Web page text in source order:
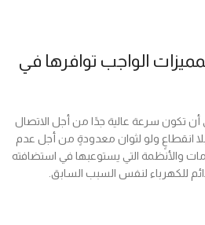
الواجب توافرها في
أن تكون سرعة عالية جدًا من أجل الاتصال
انقطاعٍ ولو لثوان معدودةٍ من أجل عدم
والأنظمة التي يستوعبها في استضافته
للكهرباء لنفس السبب السابق.